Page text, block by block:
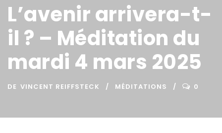
L’avenir arrivera-t-
il ? – Méditation du
mardi 4 mars 2025
DE VINCENT REIFFSTECK MÉDITATIONS 0